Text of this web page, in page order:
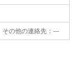
の他の連絡先：---